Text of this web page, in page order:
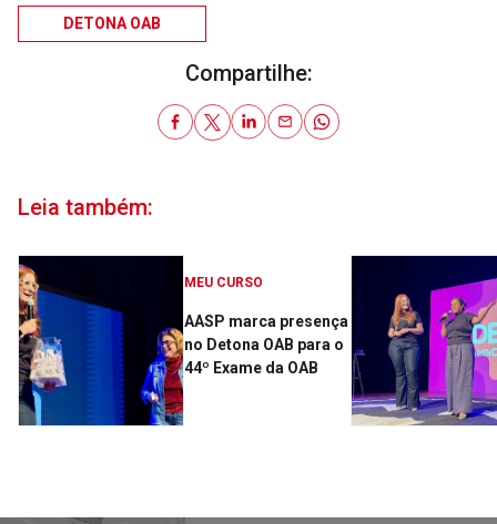
DETONA OAB
Compartilhe:
Leia também:
MEU CURSO
AASP marca presença
no Detona OAB para o
44º Exame da OAB